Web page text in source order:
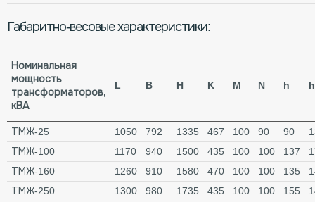
Габаритно-весовые характеристики:
Номинальная
мощность
трансформаторов,
кВА
L B H K M N h
ТМЖ-25 1050 792 1335 467 100 90 90
ТМЖ-100
1170 940 1500 435 100 100 137
ТМЖ-160
1260 910 1580 470 100 100 135
ТМЖ-250
1300 980 1735 435 100 100 155